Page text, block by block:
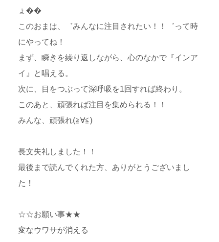
ょ��
このおまは、゛みんなに注目されたい！！゛って時
にやってね！
まず、瞬きを繰り返しながら、心のなかで『インア
イ』と唱える。
次に、目をつぶって深呼吸を1回すれば終わり。
このあと、頑張れば注目を集められる！！
みんな、頑張れ(≧∀≦)
長文失礼しました！！
最後まで読んでくれた方、ありがとうございまし
た！
☆☆お願い事★★
変なウワサが消える